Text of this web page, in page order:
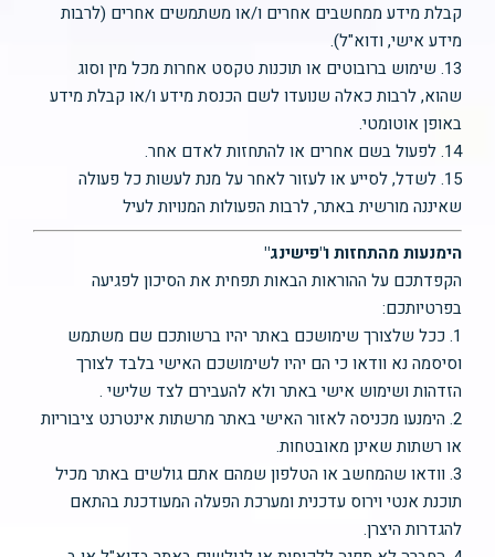
קבלת מידע ממחשבים אחרים ו/או משתמשים אחרים (לרבות
מידע אישי, ודוא"ל).
13. שימוש ברובוטים או תוכנות טקסט אחרות מכל מין וסוג
שהוא, לרבות כאלה שנועדו לשם הכנסת מידע ו/או קבלת מידע
באופן אוטומטי.
14. לפעול בשם אחרים או להתחזות לאדם אחר.
15. לשדל, לסייע או לעזור לאחר על מנת לעשות כל פעולה
שאיננה מורשית באתר, לרבות הפעולות המנויות לעיל
הימנעות מהתחזות ו"פישינג"
הקפדתכם על ההוראות הבאות תפחית את הסיכון לפגיעה
בפרטיותכם:
1. ככל שלצורך שימושכם באתר יהיו ברשותכם שם משתמש
וסיסמה נא וודאו כי הם יהיו לשימושכם האישי בלבד לצורך
הזדהות ושימוש אישי באתר ולא להעבירם לצד שלישי .
2. הימנעו מכניסה לאזור האישי באתר מרשתות אינטרנט ציבוריות
או רשתות שאינן מאובטחות.
3. וודאו שהמחשב או הטלפון שמהם אתם גולשים באתר מכיל
תוכנת אנטי וירוס עדכנית ומערכת הפעלה המעודכנת בהתאם
להגדרות היצרן.